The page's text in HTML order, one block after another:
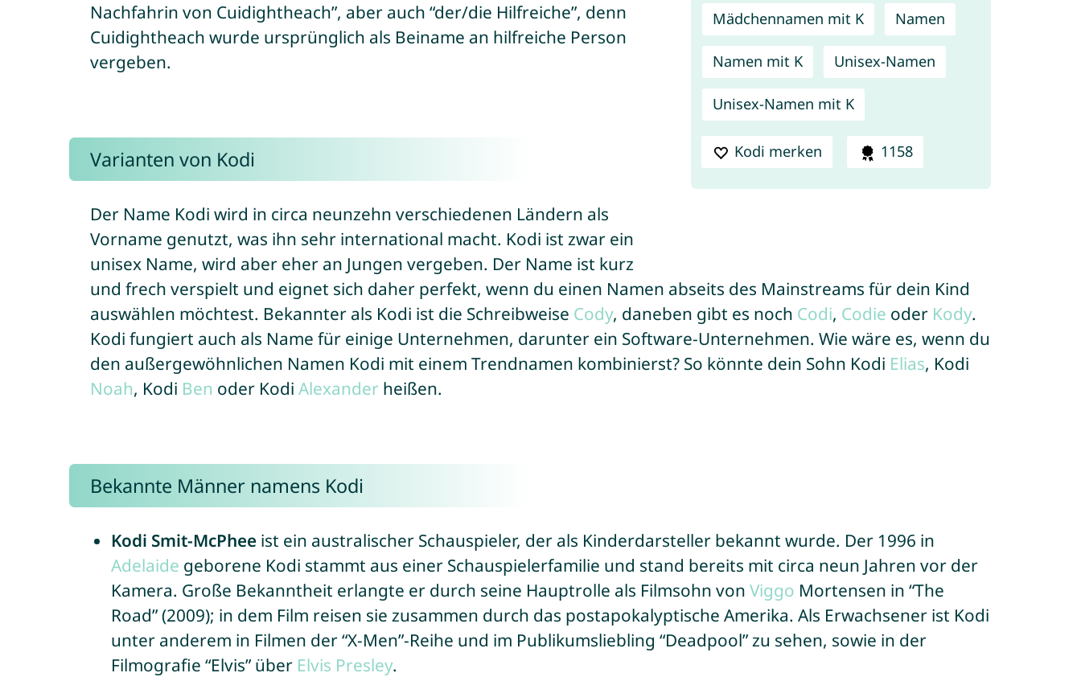
Mädchennamen mit K Namen
Namen mit K Unisex-Namen
Unisex-Namen mit K
Kodi merken 1158
Nachfahrin von Cuidightheach”, aber auch “der/die Hilfreiche”, denn
Cuidightheach wurde ursprünglich als Beiname an hilfreiche Person
vergeben.
Varianten von Kodi
Der Name Kodi wird in circa neunzehn verschiedenen Ländern als
Vorname genutzt, was ihn sehr international macht. Kodi ist zwar ein
unisex Name, wird aber eher an Jungen vergeben. Der Name ist kurz
und frech verspielt und eignet sich daher perfekt, wenn du einen Namen abseits des Mainstreams für dein Kind
auswählen möchtest. Bekannter als Kodi ist die Schreibweise Cody, daneben gibt es noch Codi, Codie oder Kody.
Kodi fungiert auch als Name für einige Unternehmen, darunter ein Software-Unternehmen. Wie wäre es, wenn du
den außergewöhnlichen Namen Kodi mit einem Trendnamen kombinierst? So könnte dein Sohn Kodi Elias, Kodi
Noah, Kodi Ben oder Kodi Alexander heißen.
Bekannte Männer namens Kodi
Kodi Smit-McPheeist ein australischer Schauspieler, der als Kinderdarsteller bekannt wurde. Der 1996 in
Adelaide geborene Kodi stammt aus einer Schauspielerfamilie und stand bereits mit circa neun Jahren vor der
Kamera. Große Bekanntheit erlangte er durch seine Hauptrolle als Filmsohn von Viggo Mortensen in “The
Road” (2009); in dem Film reisen sie zusammen durch das postapokalyptische Amerika. Als Erwachsener ist Kodi
unter anderem in Filmen der “X-Men”-Reihe und im Publikumsliebling “Deadpool” zu sehen, sowie in der
Filmografie “Elvis” über Elvis Presley.